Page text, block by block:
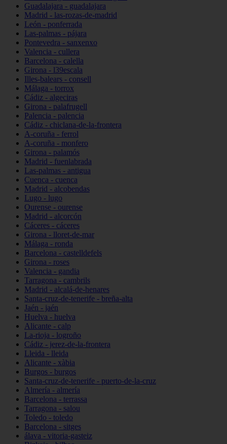
Guadalajara - guadalajara
Madrid - las-rozas-de-madrid
León - ponferrada
Las-palmas - pájara
Pontevedra - sanxenxo
Valencia - cullera
Barcelona - calella
Girona - l39escala
Illes-balears - consell
Málaga - torrox
Cádiz - algeciras
Girona - palafrugell
Palencia - palencia
Cádiz - chiclana-de-la-frontera
A-coruña - ferrol
A-coruña - monfero
Girona - palamós
Madrid - fuenlabrada
Las-palmas - antigua
Cuenca - cuenca
Madrid - alcobendas
Lugo - lugo
Ourense - ourense
Madrid - alcorcón
Cáceres - cáceres
Girona - lloret-de-mar
Málaga - ronda
Barcelona - castelldefels
Girona - roses
Valencia - gandia
Tarragona - cambrils
Madrid - alcalá-de-henares
Santa-cruz-de-tenerife - breña-alta
Jaén - jaén
Huelva - huelva
Alicante - calp
La-rioja - logroño
Cádiz - jerez-de-la-frontera
Lleida - lleida
Alicante - xàbia
Burgos - burgos
Santa-cruz-de-tenerife - puerto-de-la-cruz
Almería - almería
Barcelona - terrassa
Tarragona - salou
Toledo - toledo
Barcelona - sitges
álava - vitoria-gasteiz